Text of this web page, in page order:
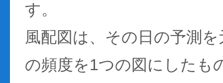
す。
風配図は、その日の予測
の頻度を1つの図にしたも